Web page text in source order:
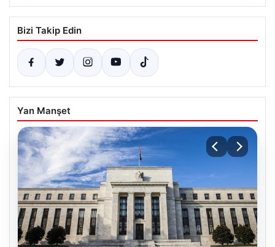
Bizi Takip Edin
Yan Manşet